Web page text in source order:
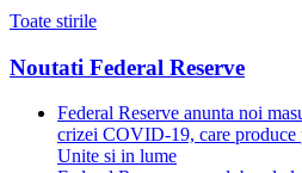
Toate stirile
Noutati Federal Reserve
Federal Reserve anunta noi
crizei COVID-19, care produce
Unite si in lume